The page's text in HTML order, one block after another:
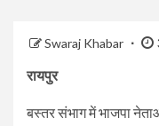
Swaraj Khabar
रायपुर
बस्तर संभाग में भाजपा